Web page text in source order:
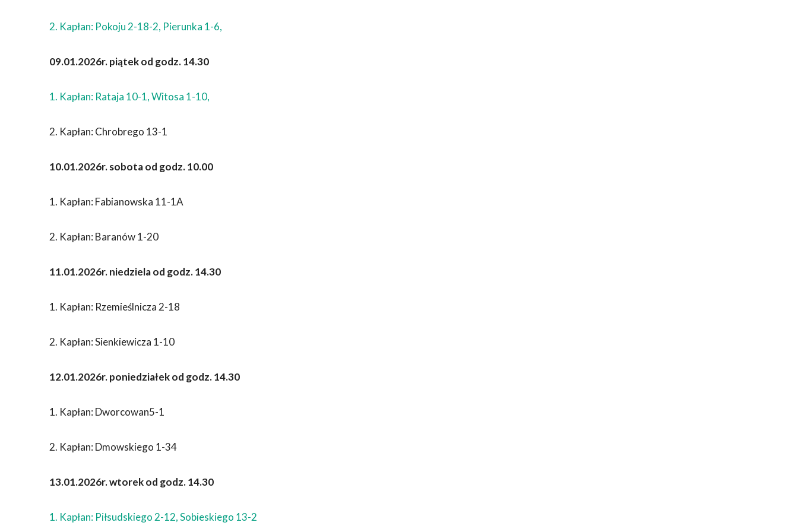
2. Kapłan: Pokoju 2-18-2, Pierunka 1-6,
09.01.2026r. piątek od godz. 14.30
1. Kapłan: Rataja 10-1, Witosa 1-10,
2. Kapłan: Chrobrego 13-1
10.01.2026r. sobota od godz. 10.00
1. Kapłan: Fabianowska 11-1A
2. Kapłan: Baranów 1-20
11.01.2026r. niedziela od godz. 14.30
1. Kapłan: Rzemieślnicza 2-18
2. Kapłan: Sienkiewicza 1-10
12.01.2026r. poniedziałek od godz. 14.30
1. Kapłan: Dworcowan5-1
2. Kapłan: Dmowskiego 1-34
13.01.2026r. wtorek od godz. 14.30
1. Kapłan: Piłsudskiego 2-12, Sobieskiego 13-2